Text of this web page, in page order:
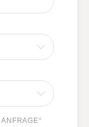
*